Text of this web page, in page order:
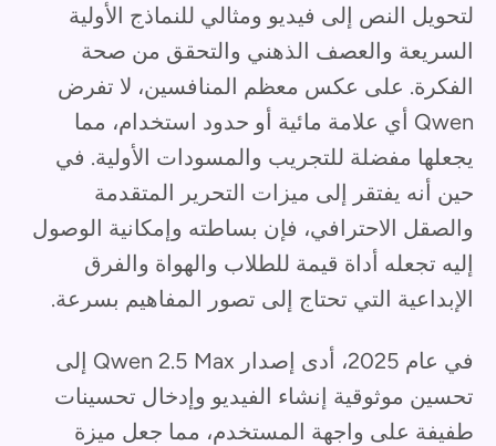
لتحويل النص إلى فيديو ومثالي للنماذج الأولية
السريعة والعصف الذهني والتحقق من صحة
الفكرة. على عكس معظم المنافسين، لا تفرض
Qwen أي علامة مائية أو حدود استخدام، مما
يجعلها مفضلة للتجريب والمسودات الأولية. في
حين أنه يفتقر إلى ميزات التحرير المتقدمة
والصقل الاحترافي، فإن بساطته وإمكانية الوصول
إليه تجعله أداة قيمة للطلاب والهواة والفرق
الإبداعية التي تحتاج إلى تصور المفاهيم بسرعة.
في عام 2025، أدى إصدار Qwen 2.5 Max إلى
تحسين موثوقية إنشاء الفيديو وإدخال تحسينات
طفيفة على واجهة المستخدم، مما جعل ميزة